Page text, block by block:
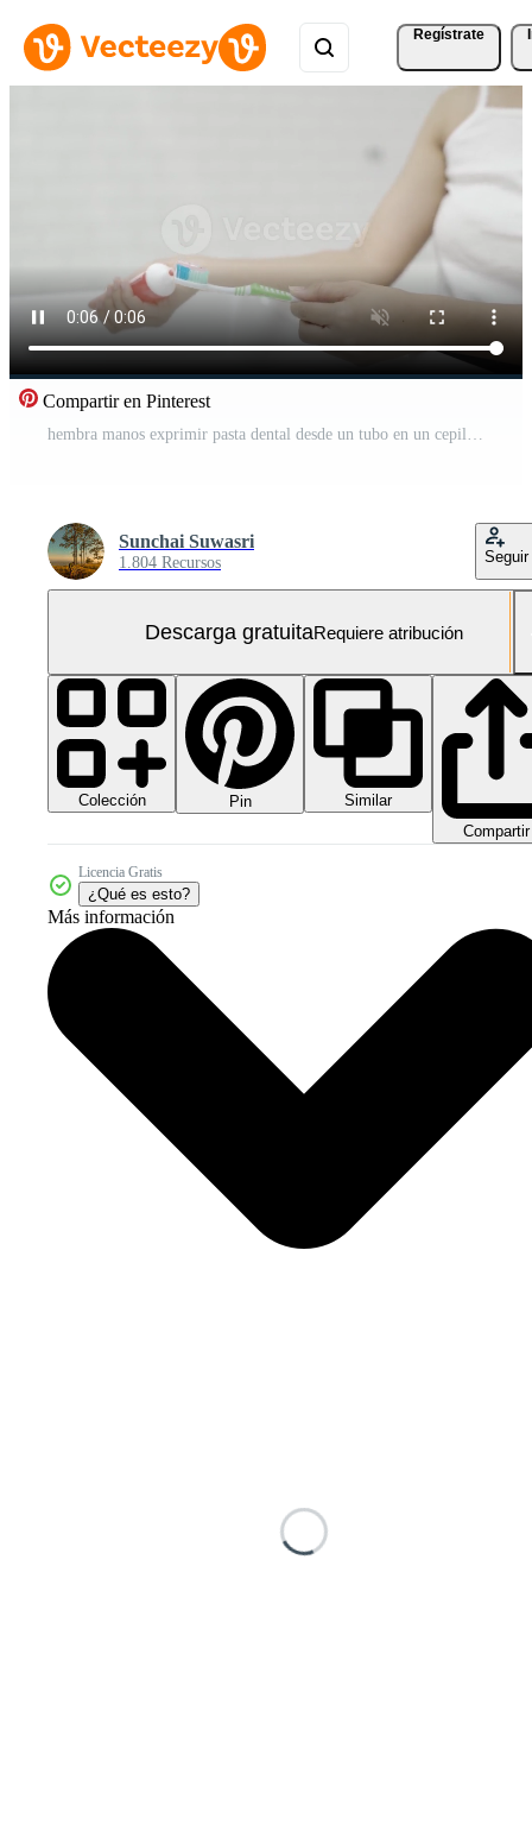
Regístrate
Compartir en Pinterest
hembra manos exprimir pasta dental desde un tubo en un cepillo de dientes en el baño. Vídeo Gratis
Sunchai Suwasri
1.804 Recursos Seguir
Descarga gratuitaRequiere atribución
Colección Pin
Similar
Compartir
Licencia Gratis
¿Qué es esto?
Más información